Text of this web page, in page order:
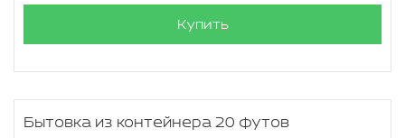
Купить
Бытовка из контейнера 20 футов